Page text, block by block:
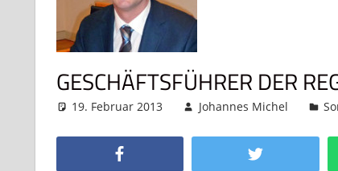
GESCHÄFTSFÜHRER DER
19. Februar 2013 Johannes Michel
Twitter